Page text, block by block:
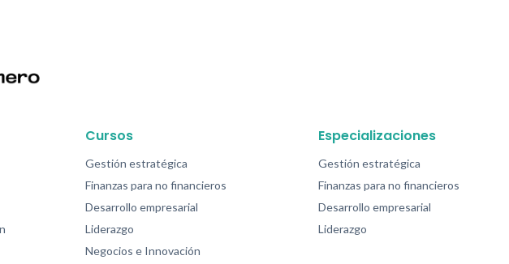
Cursos
Gestión estratégica
Finanzas para no financieros
Desarrollo empresarial
Liderazgo
Negocios e Innovación
Especializaciones
Gestión estratégica
Finanzas para no financieros
Desarrollo empresarial
Liderazgo